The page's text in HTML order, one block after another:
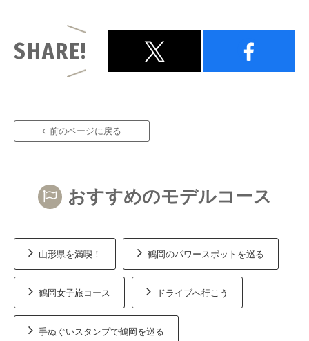
SHARE!
前のページに戻る
おすすめのモデルコース
山形県を満喫！ 鶴岡のパワースポットを巡る
鶴岡女子旅コース ドライブへ行こう
手ぬぐいスタンプで鶴岡を巡る